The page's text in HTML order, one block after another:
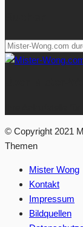
© Copyright 2021
Themen
Mister Wong
Kontakt
Impressum
Bildquellen